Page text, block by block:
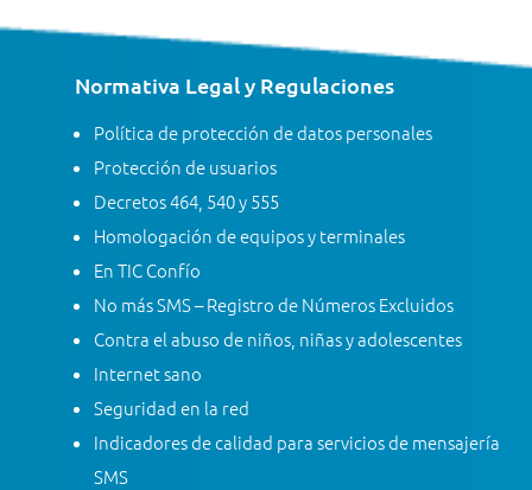
Normativa Legal y Regulaciones
Política de protección de datos personales
Protección de usuarios
Decretos 464, 540 y 555
Homologación de equipos y terminales
En TIC Confío
No más SMS – Registro de Números Excluidos
Contra el abuso de niños, niñas y adolescentes
Internet sano
Seguridad en la red
Indicadores de calidad para servicios de mensajería
SMS